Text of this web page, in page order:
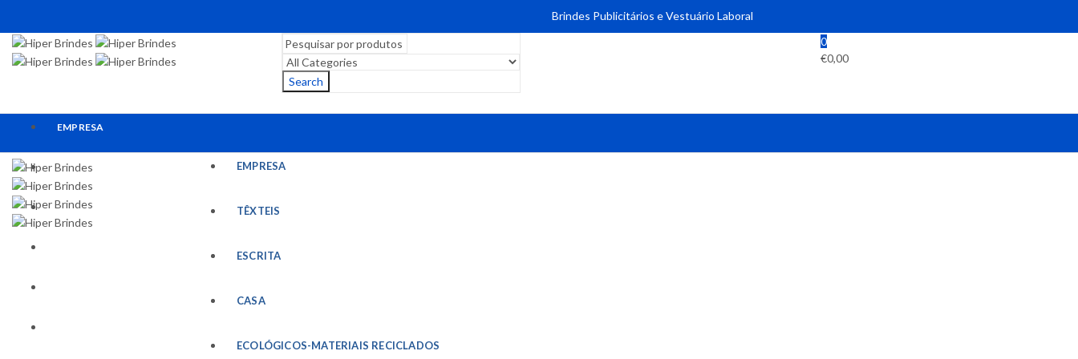
Brindes Publicitários e Vestuário Laboral
Search
0
€0,00
EMPRESA
TÊXTEIS
ESCRITA
EMPRESA
TÊXTEIS
ESCRITA
CASA
ECOLÓGICOS-MATERIAIS RECICLADOS